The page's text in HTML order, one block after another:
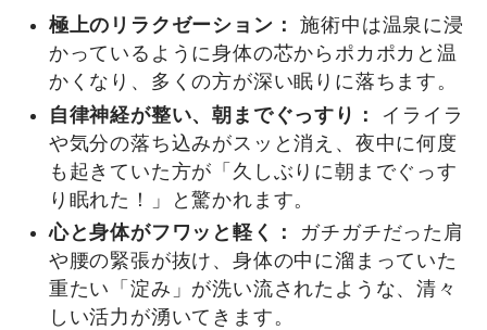
極上のリラクゼーション：
施術中は温泉に浸
かっているように身体の芯からポカポカと温
かくなり、多くの方が深い眠りに落ちます。
自律神経が整い、朝までぐっすり：
イライラ
や気分の落ち込みがスッと消え、夜中に何度
も起きていた方が「久しぶりに朝までぐっす
り眠れた！」と驚かれます。
心と身体がフワッと軽く：
ガチガチだった肩
や腰の緊張が抜け、身体の中に溜まっていた
重たい「淀み」が洗い流されたような、清々
しい活力が湧いてきます。